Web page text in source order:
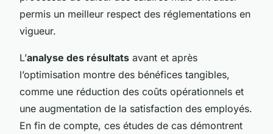
permis un meilleur respect des réglementations en
vigueur.
L’analyse des résultats avant et après
l’optimisation montre des bénéfices tangibles,
comme une réduction des coûts opérationnels et
une augmentation de la satisfaction des employés.
En fin de compte, ces études de cas démontrent